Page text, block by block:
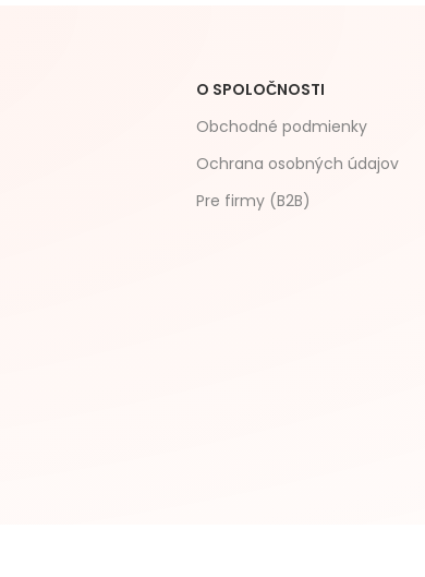
O SPOLOČNOSTI
Obchodné podmienky
Ochrana osobných údajov
Pre firmy (B2B)